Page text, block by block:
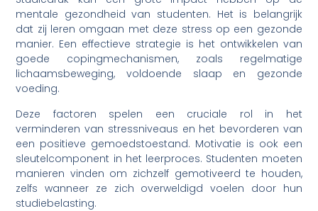
mentale gezondheid van studenten. Het is belangrijk
dat zij leren omgaan met deze stress op een gezonde
manier. Een effectieve strategie is het ontwikkelen van
goede copingmechanismen, zoals regelmatige
lichaamsbeweging, voldoende slaap en gezonde
voeding.
Deze factoren spelen een cruciale rol in het
verminderen van stressniveaus en het bevorderen van
een positieve gemoedstoestand. Motivatie is ook een
sleutelcomponent in het leerproces. Studenten moeten
manieren vinden om zichzelf gemotiveerd te houden,
zelfs wanneer ze zich overweldigd voelen door hun
studiebelasting.